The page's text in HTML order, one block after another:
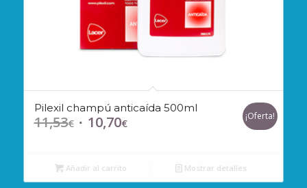
Pilexil champú anticaída 500ml
11,53€ El
era:
10,70€El
¡Oferta!
Añadir al carrito Mostrar detalles